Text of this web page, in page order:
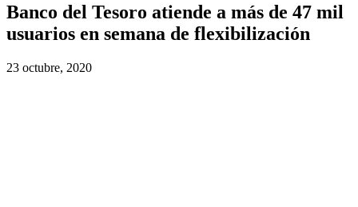
Banco del Tesoro atiende a más de 47 mil
usuarios en semana de flexibilización
23 octubre, 2020